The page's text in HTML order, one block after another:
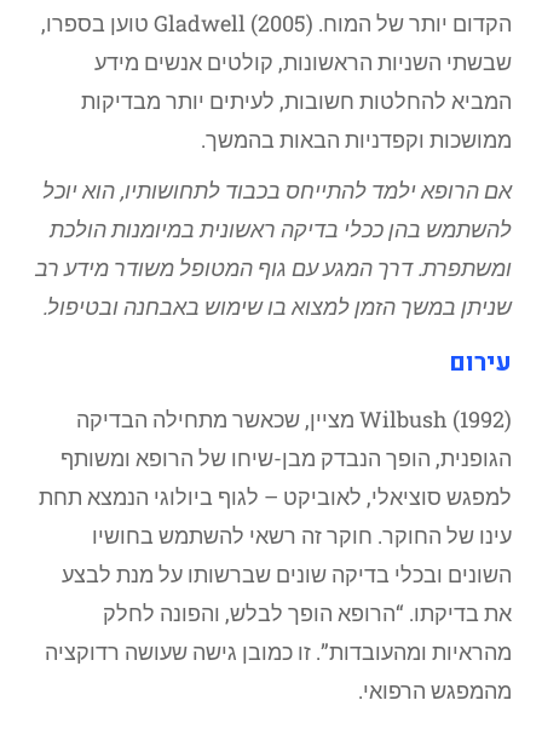
הקדום יותר של המוח. Gladwell (2005) טוען בספרו,
שבשתי השניות הראשונות, קולטים אנשים מידע
המביא להחלטות חשובות, לעיתים יותר מבדיקות
ממושכות וקפדניות הבאות בהמשך.
אם הרופא ילמד להתייחס בכבוד לתחושותיו, הוא יוכל
להשתמש בהן ככלי בדיקה ראשונית במיומנות הולכת
ומשתפרת. דרך המגע עם גוף המטופל משודר מידע רב
שניתן במשך הזמן למצוא בו שימוש באבחנה ובטיפול.
עירום
Wilbush (1992) מציין, שכאשר מתחילה הבדיקה
הגופנית, הופך הנבדק מבן-שיחו של הרופא ומשותף
למפגש סוציאלי, לאוביקט – לגוף ביולוגי הנמצא תחת
עינו של החוקר. חוקר זה רשאי להשתמש בחושיו
השונים ובכלי בדיקה שונים שברשותו על מנת לבצע
את בדיקתו. “הרופא הופך לבלש, והפונה לחלק
מהראיות ומהעובדות”. זו כמובן גישה שעושה רדוקציה
מהמפגש הרפואי.